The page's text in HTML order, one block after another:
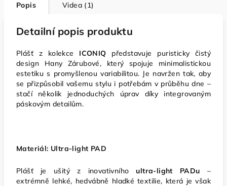
Popis Videa (1)
Detailní popis produktu
Plášť z kolekce ICONIQ představuje puristicky čistý
design Hany Zárubové, který spojuje minimalistickou
estetiku s promyšlenou variabilitou. Je navržen tak, aby
se přizpůsobil vašemu stylu i potřebám v průběhu dne –
stačí několik jednoduchých úprav díky integrovaným
páskovým detailům.
Materiál: Ultra-light PAD
Plášť je ušitý z inovativního ultra-light PADu –
extrémně lehké, hedvábně hladké textilie, která je však